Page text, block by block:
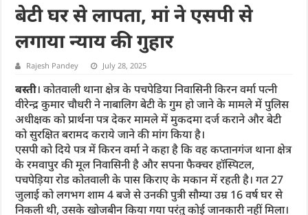
बेटी घर से लापता, मां ने एसपी से
लगाया न्याय की गुहार
Rajesh Pandey July 28, 2025
बस्ती। कोतवाली थाना क्षेत्र के पचपेडिया निवासिनी किरन वर्मा पत्नी
वीरेन्द्र कुमार चौधरी ने नाबालिग बेटी के गुम हो जाने के मामले में पुलिस
अधीक्षक को प्रार्थना पत्र देकर मामले में मुकदमा दर्ज कराने और बेटी
को सुरक्षित बरामद कराये जाने की मांग किया है।
एसपी को दिये पत्र में किरन वर्मा ने कहा है कि वह कप्तानगंज थाना क्षेत्र
के रमवापुर की मूल निवासिनी है और सपना फैक्चर हॉस्पिटल,
पचपेड़िया रोड कोतवाली के पास किराए के मकान में रहती है। गत 27
जुलाई को लगभग शाम 4 बजे से उनकी पुत्री सौम्या उम्र 16 वर्ष घर से
निकली थी, उसके खोजबीन किया गया परंतु कोई जानकारी नहीं मिला।